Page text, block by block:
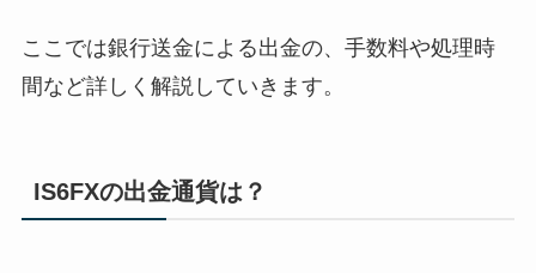
ここでは銀行送金による出金の、手数料や処理時
間など詳しく解説していきます。
IS6FXの出金通貨は？